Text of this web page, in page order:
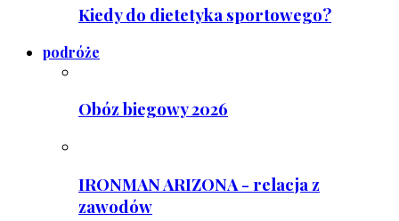
Kiedy do dietetyka sportowego?
podróże
Obóz biegowy 2026
IRONMAN ARIZONA - relacja z
zawodów